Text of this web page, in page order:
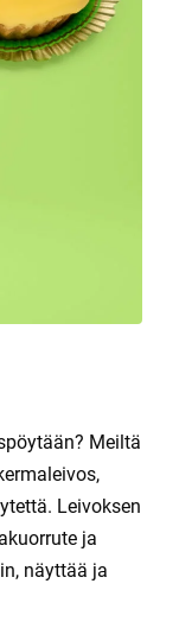
Meiltä
Leivoksen
ja
näyttää ja